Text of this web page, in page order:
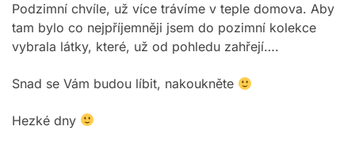
Podzimní chvíle, už více trávíme v teple domova. Aby
tam bylo co nejpříjemněji jsem do pozimní kolekce
vybrala látky, které, už od pohledu zahřejí….
Snad se Vám budou líbit, nakoukněte
Hezké dny